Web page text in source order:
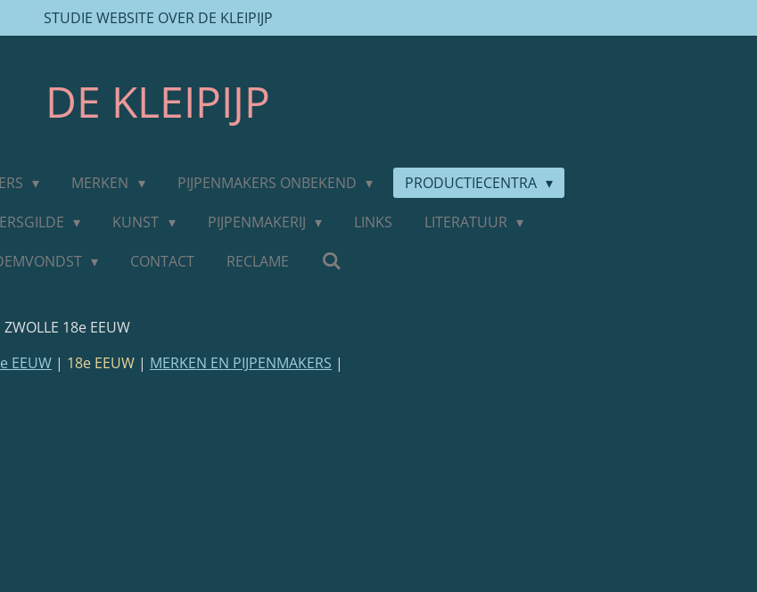
STUDIE WEBSITE OVER DE KLEIPIJP
DE KLEIPIJP
MERKEN PIJPENMAKERS ONBEKEND
PRODUCTIECENTRA
KUNST PIJPENMAKERIJ LINKS
LITERATUUR
CONTACT RECLAME
ZWOLLE 18e EEUW
EEUW | 18e EEUW | MERKEN EN PIJPENMAKERS |